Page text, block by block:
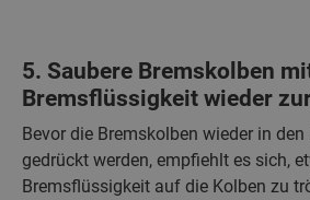
5. Saubere Bremskolben
Bremsflüssigkeit wieder
Bevor die Bremskolben wieder in
gedrückt werden, empfiehlt es sich,
Bremsflüssigkeit auf die Kolben zu